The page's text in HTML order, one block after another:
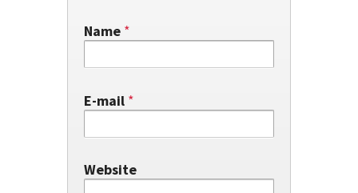
Name *
E-mail *
Website